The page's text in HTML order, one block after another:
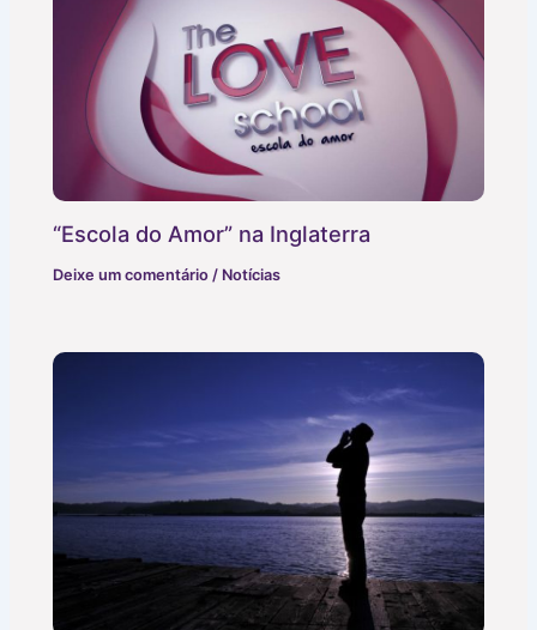
“Escola do Amor” na Inglaterra
Deixe um comentário / Notícias